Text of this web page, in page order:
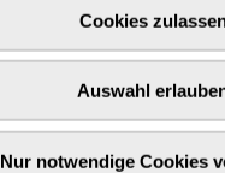
Cookies
Auswahl
Nur notwendige Cookies